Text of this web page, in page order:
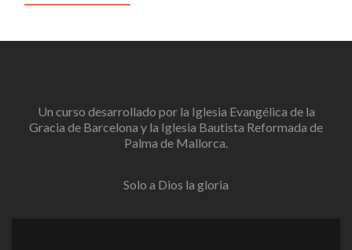
Un curso desarrollado por la Iglesia Evangélica de la
Gracia de Barcelona y la Iglesia Bautista Reformada de
Palma de Mallorca.
Solo a Dios la gloria